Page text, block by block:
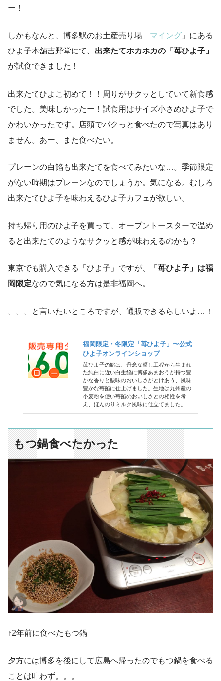
ー！
しかもなんと、博多駅のお土産売り場「マイング 」にある
ひよ子本舗吉野堂にて、 出来たてホカホカの「苺ひよ子」
が試食できました！
出来たてひよこ初めて！！周りがサクッとしていて新食感
でした。美味しかったー！試食用はサイズ小さめひよ子で
かわいかったです。店頭でパクっと食べたので写真はあり
ません。あー、また食べたい。
プレーンの白餡も出来たてを食べてみたいな…。季節限定
がない時期はプレーンなのでしょうか。気になる。むしろ
出来たてひよ子を味わえるひよ子カフェが欲しい。
持ち帰り用のひよ子を買って、オーブントースターで温め
ると出来たてのようなサクッと感が味わえるのかも？
東京でも購入できる「ひよ子」ですが、
「苺ひよ子」は福
岡限定なので気になる方は是非福岡へ。
、、、と言いたいところですが、通販できるらしいよ…！
福岡限定・冬限定「苺ひよ子」〜公式
ひよ子オンラインショップ
苺ひよ子の餡は、丹念な晒し工程から生まれ
た純白に近い白生餡に博多あまおうが持つ豊
かな香りと酸味のおいしさがとけあう、風味
豊かな苺餡に仕上げました。生地は九州産の
小麦粉を使い苺餡のおいしさとの相性を考
え、ほんのりミルク風味に仕立てました。
もつ鍋食べたかった
↑2年前に食べたもつ鍋
夕方には博多を後にして広島へ帰ったのでもつ鍋を食べる
ことは叶わず。。。